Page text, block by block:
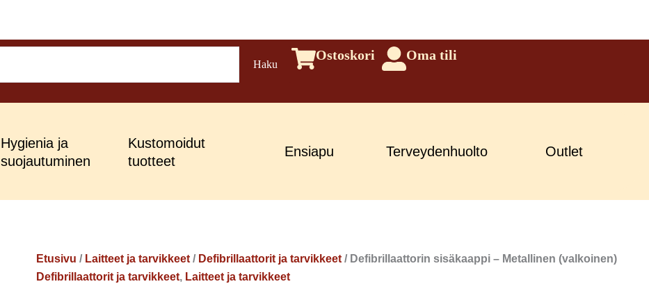
Haku
Ostoskori Oma tili
Hygienia ja
suojautuminen
Kustomoidut
tuotteet
Ensiapu Terveydenhuolto Outlet
Etusivu / Laitteet ja tarvikkeet / Defibrillaattorit ja tarvikkeet / Defibrillaattorin sisäkaappi – Metallinen (valkoinen)
Defibrillaattorit ja tarvikkeet, Laitteet ja tarvikkeet
Defibrillaattorin
-
Metallinen
määrä